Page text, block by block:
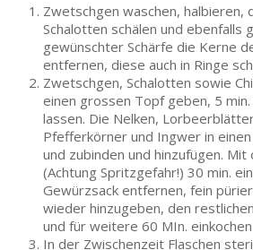
Zwetschgen waschen, halbieren,
Schalotten schälen und ebenfalls
gewünschter Schärfe die Kerne
entfernen, diese auch in Ringe
Zwetschgen, Schalotten sowie
einen grossen Topf geben, 5
lassen. Die Nelken,
Pfefferkörner und Ingwer in
und zubinden und hinzufügen. Mit
(Achtung Spritzgefahr!) 30 min.
Gewürzsack entfernen, fein
wieder hinzugeben, den
und für weitere 60 MIn.
In der Zwischenzeit Flaschen